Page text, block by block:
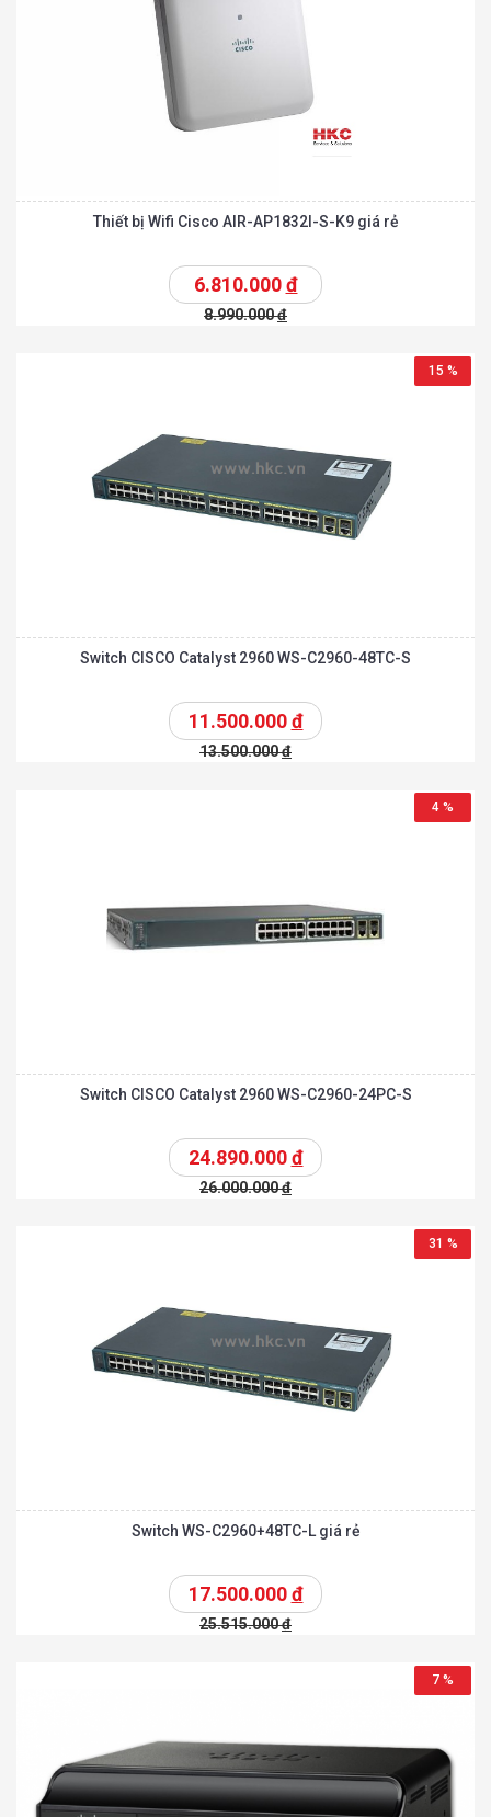
Thiết bị Wifi Cisco AIR-AP1832I-S-K9 giá rẻ
6.810.000đ
8.990.000đ
15 %
Switch CISCO Catalyst 2960 WS-C2960-48TC-S
11.500.000đ
13.500.000đ
4 %
Switch CISCO Catalyst 2960 WS-C2960-24PC-S
24.890.000đ
26.000.000đ
31 %
Switch WS-C2960+48TC-L giá rẻ
17.500.000đ
25.515.000đ
7 %